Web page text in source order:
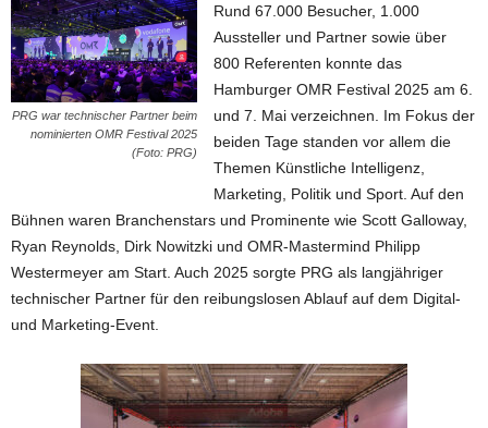
PRG war technischer Partner beim
nominierten OMR Festival 2025
(Foto: PRG)
Rund 67.000 Besucher, 1.000
Aussteller und Partner sowie über
800 Referenten konnte das
Hamburger OMR Festival 2025 am 6.
und 7. Mai verzeichnen. Im Fokus der
beiden Tage standen vor allem die
Themen Künstliche Intelligenz,
Marketing, Politik und Sport. Auf den
Bühnen waren Branchenstars und Prominente wie Scott Galloway,
Ryan Reynolds, Dirk Nowitzki und OMR-Mastermind Philipp
Westermeyer am Start. Auch 2025 sorgte PRG als langjähriger
technischer Partner für den reibungslosen Ablauf auf dem Digital-
und Marketing-Event.